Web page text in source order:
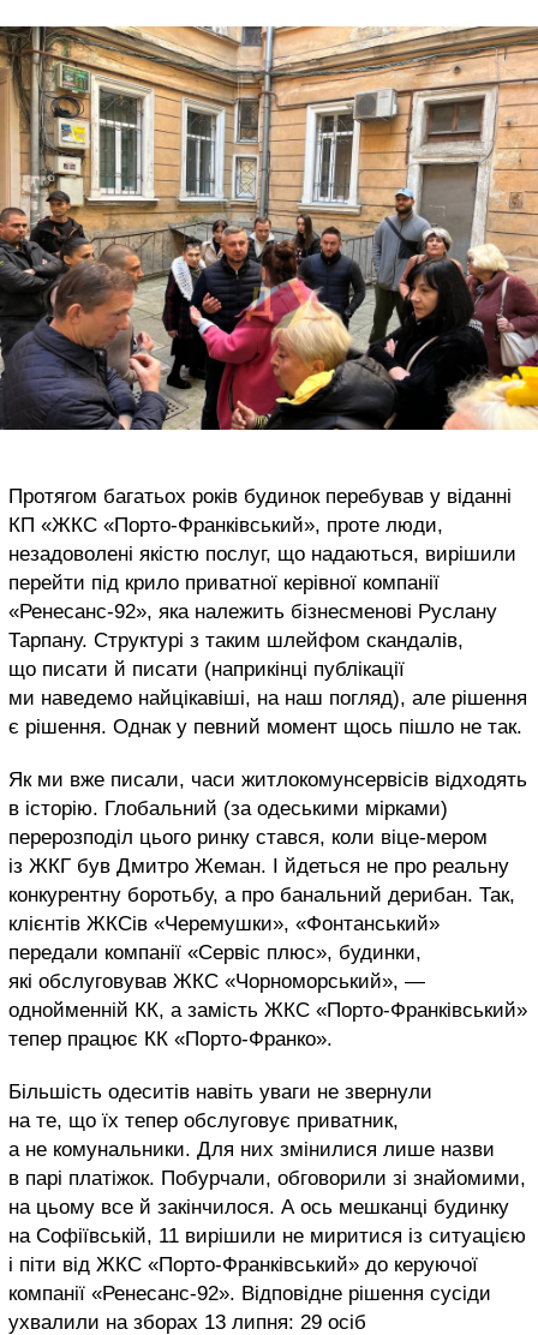
Протягом багатьох років будинок перебував у віданні
КП «ЖКС «Порто-Франківський», проте люди,
незадоволені якістю послуг, що надаються, вирішили
перейти під крило приватної керівної компанії
«Ренесанс-92», яка належить бізнесменові Руслану
Тарпану. Структурі з таким шлейфом скандалів,
що писати й писати (наприкінці публікації
ми наведемо найцікавіші, на наш погляд), але рішення
є рішення. Однак у певний момент щось пішло не так.
Як ми вже писали, часи житлокомунсервісів відходять
в історію. Глобальний (за одеськими мірками)
перерозподіл цього ринку стався, коли віце-мером
із ЖКГ був Дмитро Жеман. І йдеться не про реальну
конкурентну боротьбу, а про банальний дерибан. Так,
клієнтів ЖКСів «Черемушки», «Фонтанський»
передали компанії «Сервіс плюс», будинки,
які обслуговував ЖКС «Чорноморський», —
однойменній КК, а замість ЖКС «Порто-Франківський»
тепер працює КК «Порто-Франко».
Більшість одеситів навіть уваги не звернули
на те, що їх тепер обслуговує приватник,
а не комунальники. Для них змінилися лише назви
в парі платіжок. Побурчали, обговорили зі знайомими,
на цьому все й закінчилося. А ось мешканці будинку
на Софіївській, 11 вирішили не миритися із ситуацією
і піти від ЖКС «Порто-Франківський» до керуючої
компанії «Ренесанс-92». Відповідне рішення сусіди
ухвалили на зборах 13 липня: 29 осіб